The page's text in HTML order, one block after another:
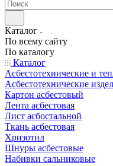
Каталог
По всему сайту
По каталогу
Каталог
Асбестотехнические и
Асбестотехнические
Картон асбестовый
Лента асбестовая
Лист асбостальной
Ткань асбестовая
Хризотил
Шнуры асбестовые
Набивки сальниковые